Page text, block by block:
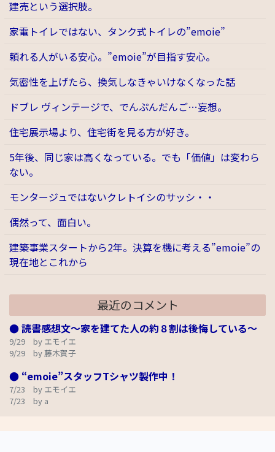
建売という選択肢。
家電トイレではない、タンク式トイレの”emoie”
頼れる人がいる安心。”emoie”が目指す安心。
気密性を上げたら、換気しなきゃいけなくなった話
ドブレ ヴィンテージで、でんぷんだんご…妄想。
住宅展示場より、住宅街を見る方が好き。
5年後、同じ家は高くなっている。でも「価値」は変わら
ない。
モンタージュではないクレトイシのサッシ・・
偶然って、面白い。
建築事業スタートから2年。決算を機に考える”emoie”の
現在地とこれから
最近のコメント
● 読書感想文～家を建てた人の約８割は後悔している～
9/29 by エモイエ
9/29 by 藤木賀子
● “emoie”スタッフTシャツ製作中！
7/23 by エモイエ
7/23 by a